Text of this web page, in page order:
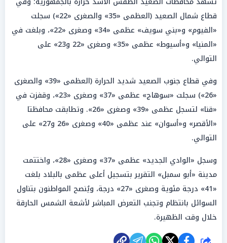
قطاع شمال الصعيد (العظمى «35» والصغرى «22») سجلت
«الفيوم» و«بني سويف» عظمى «34» وصغرى «22»، وبلغت في
«المنيا» و«أسيوط» عظمى «35» وصغرى «22 و23» على
التوالي.
وفي قطاع جنوب الصعيد شديد الحرارة (العظمى «39» والصغرى
«26») سجلت «سوهاج» عظمى «37» وصغرى «23»، وقفزت في
«قنا» لتسجل عظمى «39» وصغرى «26». وتطابقت محافظتا
«الأقصر» و«أسوان» عند عظمى «40» وصغرى «26 و27» على
التوالي.
وسجل «الوادي الجديد» عظمى «37» وصغرى «28»، واختتمت
مدينة «أبو سمبل» التقرير بتسجيل أعلى عظمى بالبلاد بلغت
«41» درجة مئوية وصغرى «27» درجة، ويُنصح المواطنون بتناول
السوائل بانتظام وتجنب التعرض المباشر لأشعة الشمس الحارقة
خلال وقت الظهيرة.